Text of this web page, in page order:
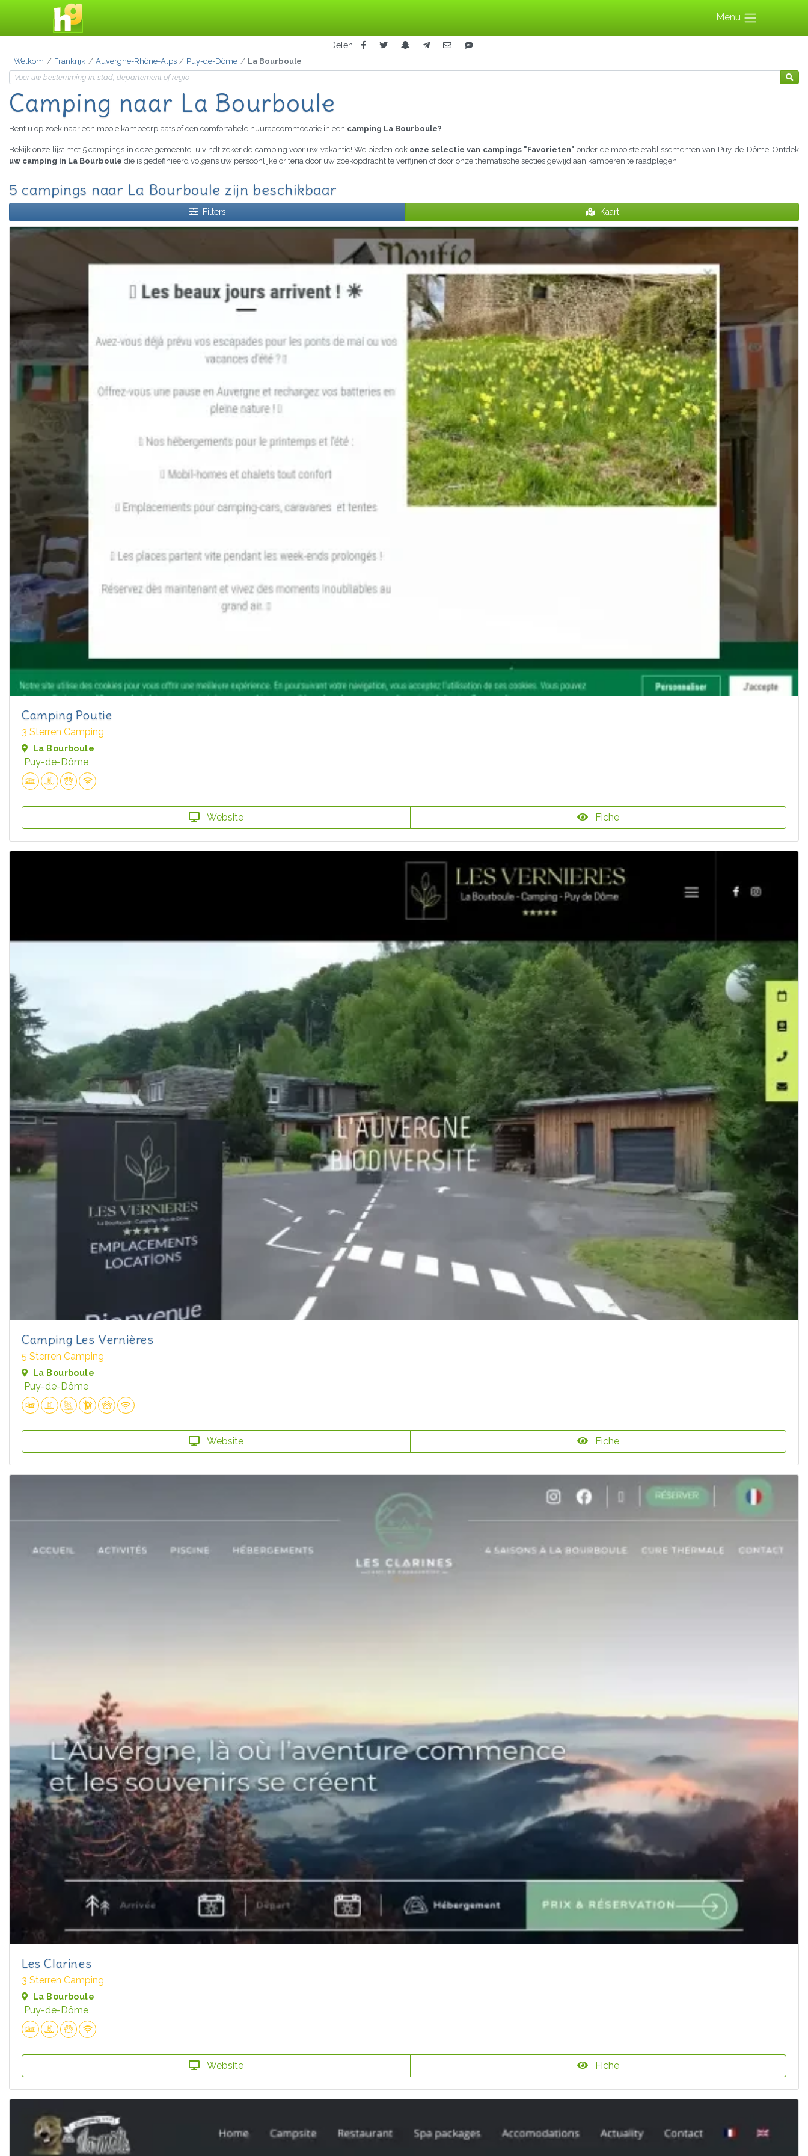
Menu
Delen
Welkom Frankrijk Auvergne-Rhône-Alps Puy-de-Dôme La Bourboule
Camping naar La Bourboule
Bent u op zoek naar een mooie kampeerplaats of een comfortabele huuraccommodatie in een camping La Bourboule?
Bekijk onze lijst met 5 campings in deze gemeente, u vindt zeker de camping voor uw vakantie! We bieden ook onze selectie van campings "Favorieten" onder de mooiste etablissementen van Puy-de-Dôme. Ontdek
uw camping in La Bourboule die is gedefinieerd volgens uw persoonlijke criteria door uw zoekopdracht te verfijnen of door onze thematische secties gewijd aan kamperen te raadplegen.
5 campings naar La Bourboule zijn beschikbaar
Filters Kaart
Camping Poutie
3 Sterren Camping
La Bourboule
Puy-de-Dôme
Website Fiche
Camping Les Vernières
5 Sterren Camping
La Bourboule
Puy-de-Dôme
Website Fiche
Les Clarines
3 Sterren Camping
La Bourboule
Puy-de-Dôme
Website Fiche